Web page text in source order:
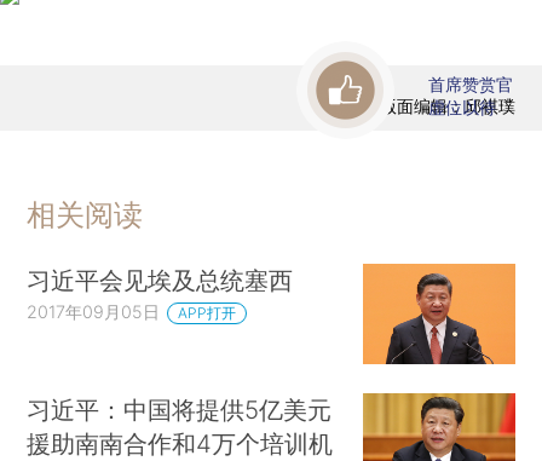
版面编辑：邱祺璞
首席赞赏官
虚位以待
相关阅读
习近平会见埃及总统塞西
2017年09月05日 APP打开
习近平：中国将提供5亿美元
援助南南合作和4万个培训机